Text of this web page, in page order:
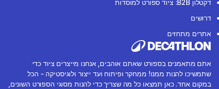
דקטלון B2B: ציוד ספורט למוסדות
דרושים
אתרים מתחזים
אתם מתאמנים בספורט שאתם אוהבים, אנחנו מייצרים ציוד כדי
שתמשיכו להנות ממנו! ממחקר ופיתוח ועד ייצור ולוגיסטיקה - הכל
במקום אחד. כאן תמצאו כל מה שצריך כדי להנות מסוגי הספורט השונים,